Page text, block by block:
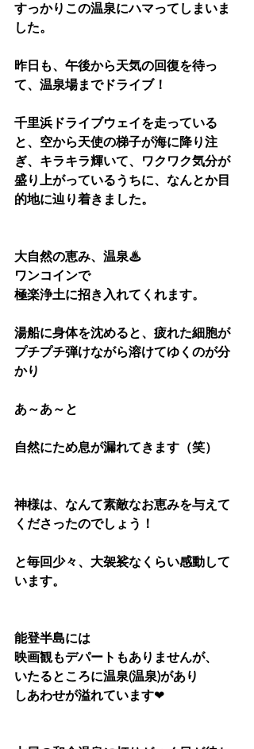
すっかりこの温泉にハマってしまいま
した。
昨日も、午後から天気の回復を待っ
て、温泉場までドライブ！
千里浜ドライブウェイを走っている
と、空から天使の梯子が海に降り注
ぎ、キラキラ輝いて、ワクワク気分が
盛り上がっているうちに、なんとか目
的地に辿り着きました。
大自然の恵み、温泉♨
ワンコインで
極楽浄土に招き入れてくれます。
湯船に身体を沈めると、疲れた細胞が
プチプチ弾けながら溶けてゆくのが分
かり
あ～あ～と
自然にため息が漏れてきます（笑）
神様は、なんて素敵なお恵みを与えて
くださったのでしょう！
と毎回少々、大袈裟なくらい感動して
います。
能登半島には
映画観もデパートもありませんが、
いたるところに温泉(温泉)があり
しあわせが溢れています❤